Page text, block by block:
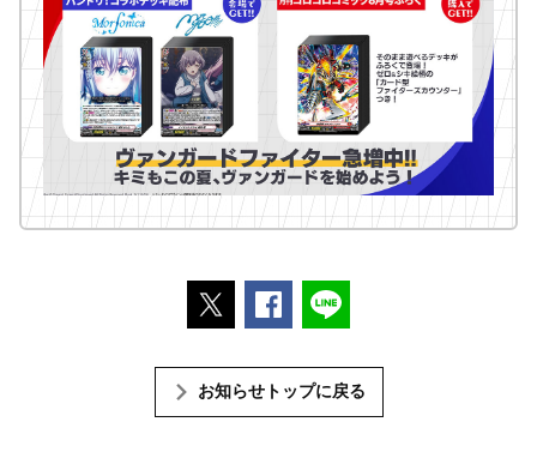
ポストするFacebookでシェアする
お知らせトップに戻る